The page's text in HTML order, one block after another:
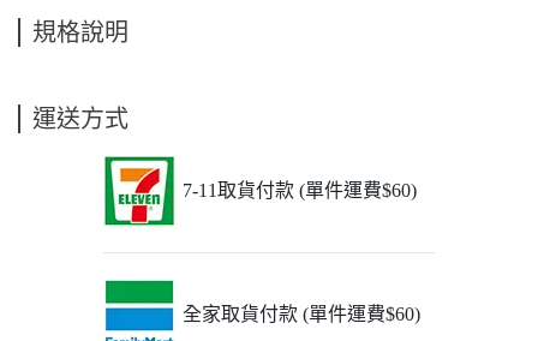
規格說明
運送方式
7-11取貨付款 (單件運費$60)
全家取貨付款 (單件運費$60)